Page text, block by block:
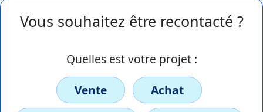
Vous souhaitez être recontacté ?
Quelles est votre projet :
Vente
Achat